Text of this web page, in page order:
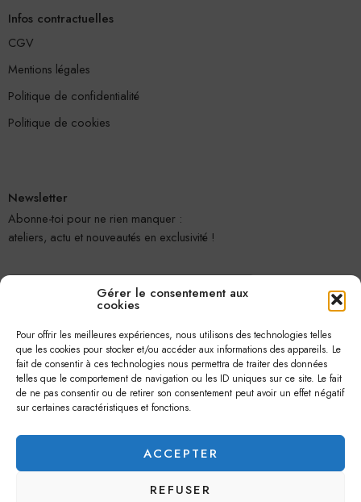
Gérer le consentement aux
cookies
Pour offrir les meilleures expériences, nous utilisons des technologies telles
que les cookies pour stocker et/ou accéder aux informations des appareils. Le
fait de consentir à ces technologies nous permettra de traiter des données
telles que le comportement de navigation ou les ID uniques sur ce site. Le fait
de ne pas consentir ou de retirer son consentement peut avoir un effet négatif
sur certaines caractéristiques et fonctions.
ACCEPTER
REFUSER
Infos contractuelles
CGV
Mentions légales
Politique de confidentialité
Politique de cookies
Newsletter
Abonne-toi pour ne rien manquer :
ateliers, actu et nouveautés en exclusivité !
Je m'abonne